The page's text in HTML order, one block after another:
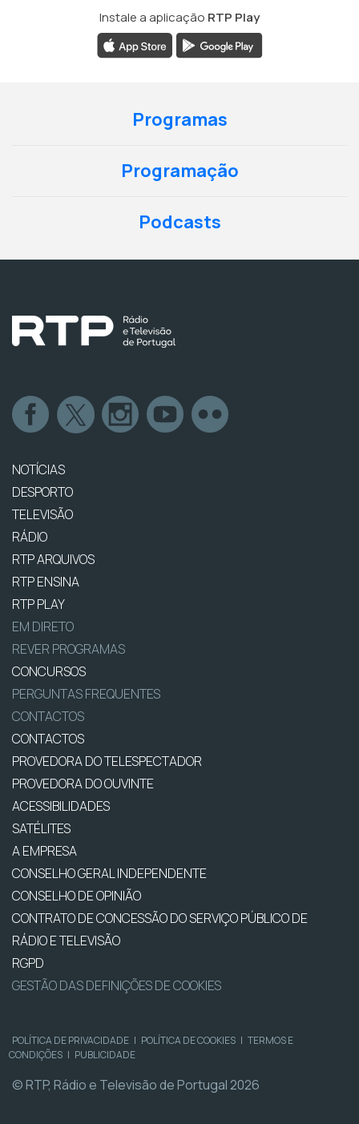
Instale a aplicação RTP Play
Programas
Programação
Podcasts
NOTÍCIAS
DESPORTO
TELEVISÃO
RÁDIO
RTP ARQUIVOS
RTP ENSINA
RTP PLAY
EM DIRETO
REVER PROGRAMAS
CONCURSOS
PERGUNTAS FREQUENTES
CONTACTOS
CONTACTOS
PROVEDORA DO TELESPECTADOR
PROVEDORA DO OUVINTE
ACESSIBILIDADES
SATÉLITES
A EMPRESA
CONSELHO GERAL INDEPENDENTE
CONSELHO DE OPINIÃO
CONTRATO DE CONCESSÃO DO SERVIÇO PÚBLICO DE
RÁDIO E TELEVISÃO
RGPD
GESTÃO DAS DEFINIÇÕES DE COOKIES
POLÍTICA DE PRIVACIDADE | POLÍTICA DE COOKIES | TERMOS E
CONDIÇÕES | PUBLICIDADE
© RTP, Rádio e Televisão de Portugal 2026